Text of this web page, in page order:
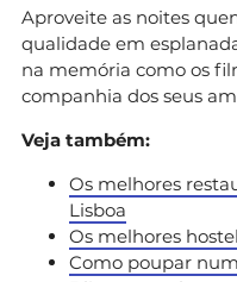
Aproveite as noites
qualidade em
na memória como os
companhia dos seus
Veja também:
Os melhores
Lisboa
Os melhores
Como poupar